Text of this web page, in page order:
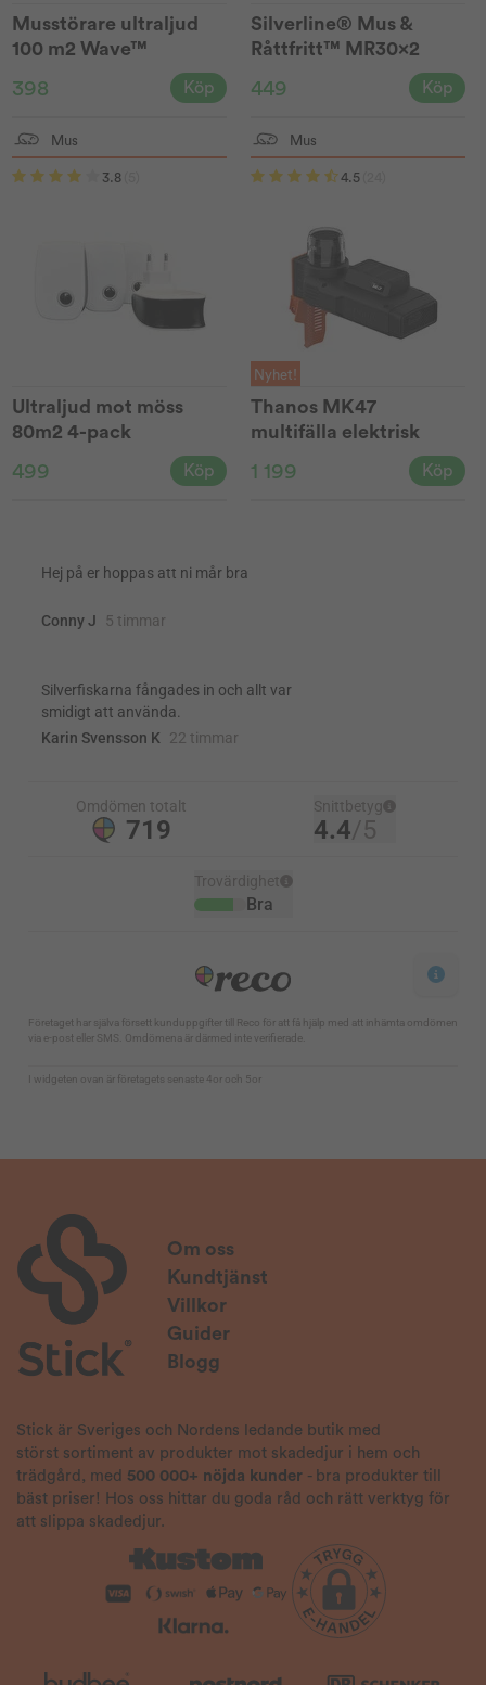
Musstörare ultraljud
100 m2 Wave™
398 Köp
Silverline® Mus &
Råttfritt™ MR30x2
449 Köp
Mus
3.8
Ultraljud mot möss
80m2 4-pack
499 Köp
Mus
4.5
Nyhet!
Thanos MK47
multifälla elektrisk
1 199 Köp
Om oss
Kundtjänst
Villkor
Guider
Blogg
Stick är Sveriges och Nordens ledande butik med
störst sortiment av produkter mot skadedjur i hem och
trädgård, med 500 000+ nöjda kunder - bra produkter till
bäst priser! Hos oss hittar du goda råd och rätt verktyg för
att slippa skadedjur.